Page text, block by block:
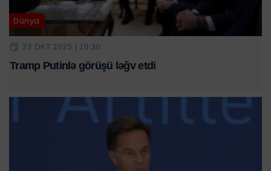
Dünya
23 OKT 2025 | 10:30
Tramp Putinlə görüşü ləğv etdi